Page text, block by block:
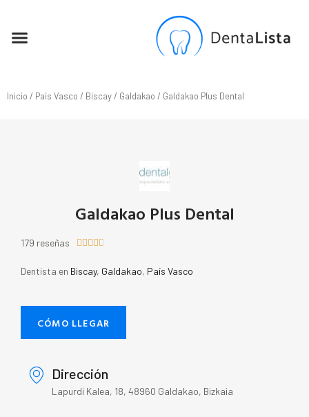
Inicio / País Vasco / Biscay/ Galdakao / Galdakao Plus Dental
Galdakao Plus Dental
179 reseñas     
Dentista en Biscay, Galdakao, País Vasco
CÓMO LLEGAR
Dirección
Lapurdi Kalea, 18, 48960 Galdakao, Bizkaia